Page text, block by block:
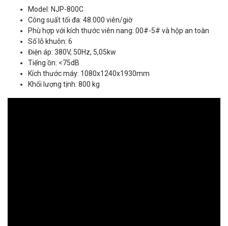
Model: NJP-800C
Công suất tối đa: 48.000 viên/giờ
Phù hợp với kích thước viên nang: 00#-5# và hộp an toàn
Số lỗ khuôn: 6
Điện áp: 380V, 50Hz, 5,05kw
Tiếng ồn: <75dB
Kích thước máy: 1080x1240x1930mm
Khối lượng tịnh: 800 kg